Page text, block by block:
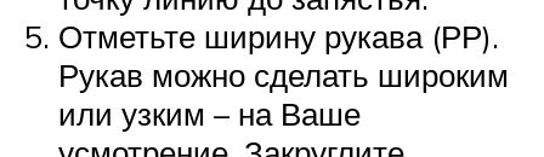
Отметьте ширину рукава (РР).
Рукав можно сделать широким
или узким – на Ваше